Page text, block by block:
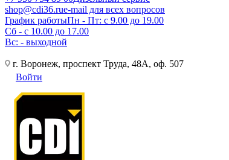
shop@cdi36.rue-mail для всех вопросов
График работыПн - Пт: с 9.00 до 19.00
Сб - с 10.00 до 17.00
Вс: - выходной
г. Воронеж, проспект Труда, 48А, оф. 507
Войти